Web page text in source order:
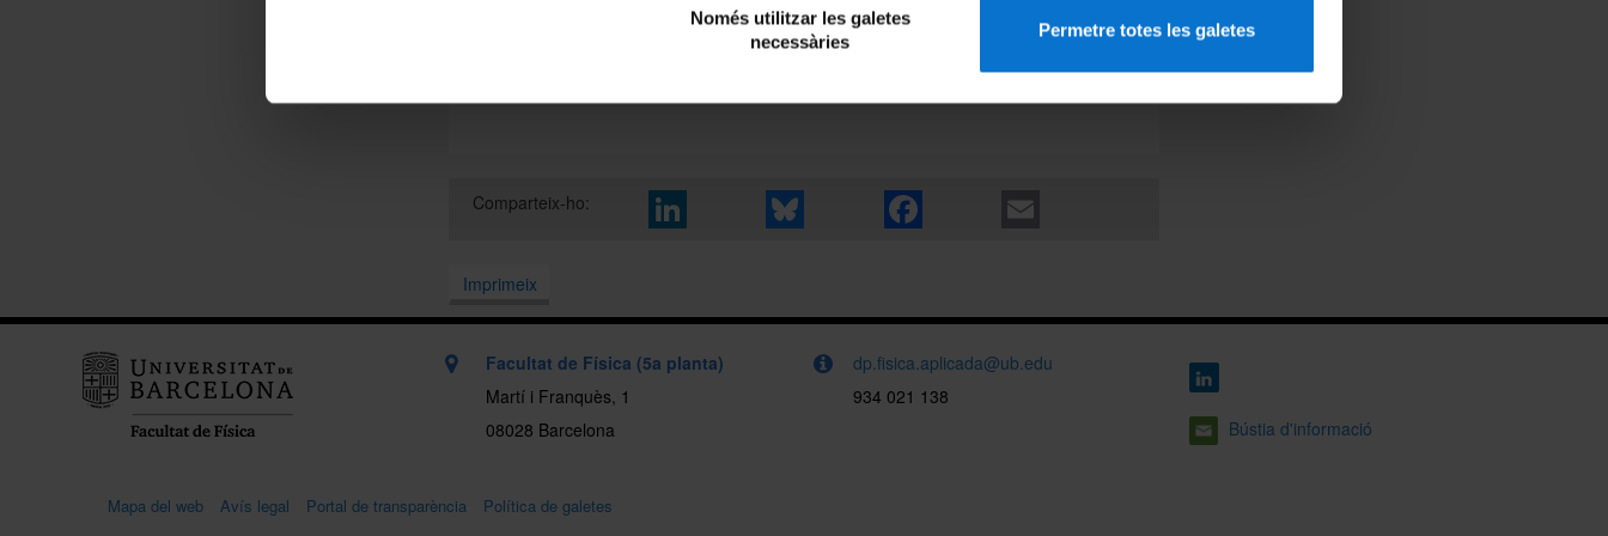
Només utilitzar les galetes
necessàries
Permetre totes les galetes
although not significant for the most part. Nouvelle-Aquitaine is the only region that
shows a positive and significant trend of 0.34events per decade
Comparteix-ho:
Imprimeix
Facultat de Física (5a planta)
Martí i Franquès, 1
08028 Barcelona
dp.fisica.aplicada@ub.edu
934 021 138
Bústia d'informació
Mapa del web Avís legal Portal de transparència Política de galetes